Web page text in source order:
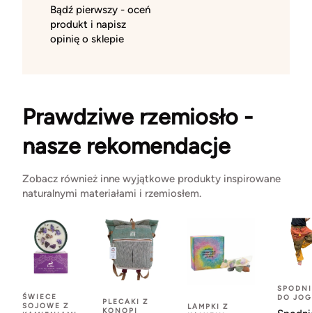
Bądź pierwszy - oceń
produkt i napisz
opinię o sklepie
Prawdziwe rzemiosło -
nasze rekomendacje
Zobacz również inne wyjątkowe produkty inspirowane
naturalnymi materiałami i rzemiosłem.
ŚWIECE
SOJOWE Z
PLECAKI Z
KONOPI
LAMPKI Z
DO